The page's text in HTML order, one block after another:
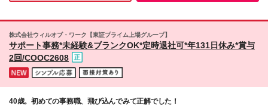
ルリモート） （変更の範囲）上記を除く当社関連勤
務地
株式会社ウィルオブ・ワーク【東証プライム上場グループ】
サポート事務*未経験&ブランクOK*定時退社可*年131日休み*賞与
2回/COOC2608
40歳。初めての事務職、飛び込んでみて正解でした！